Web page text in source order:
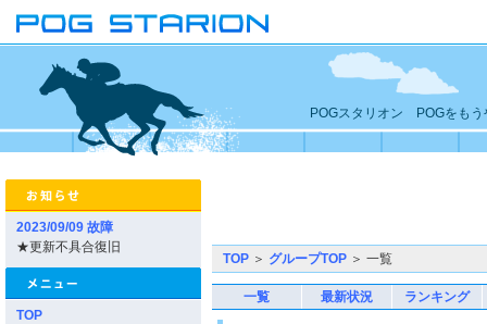
POGスタリオン POGをもう
2023/09/09 故障
★更新不具合復旧
TOP
TOP ＞ グループTOP ＞ 一覧
一覧 最新状況 ランキング